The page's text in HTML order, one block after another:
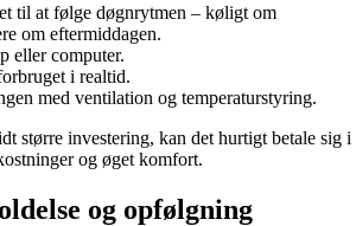
til at følge døgnrytmen – køligt om
om eftermiddagen.
eller computer.
i realtid.
med ventilation og temperaturstyring.
større investering, kan det hurtigt betale sig i
og øget komfort.
og opfølgning